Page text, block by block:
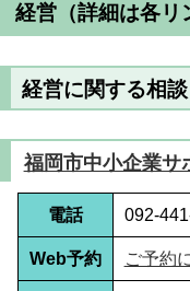
経営 （詳細は各
経営に関する相談
福岡市中小企業サ
電話 092-
Web予約 ご予約